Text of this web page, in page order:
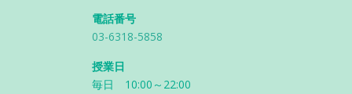
電話番号
03-6318-5858
授業日
毎日 10:00～22:00